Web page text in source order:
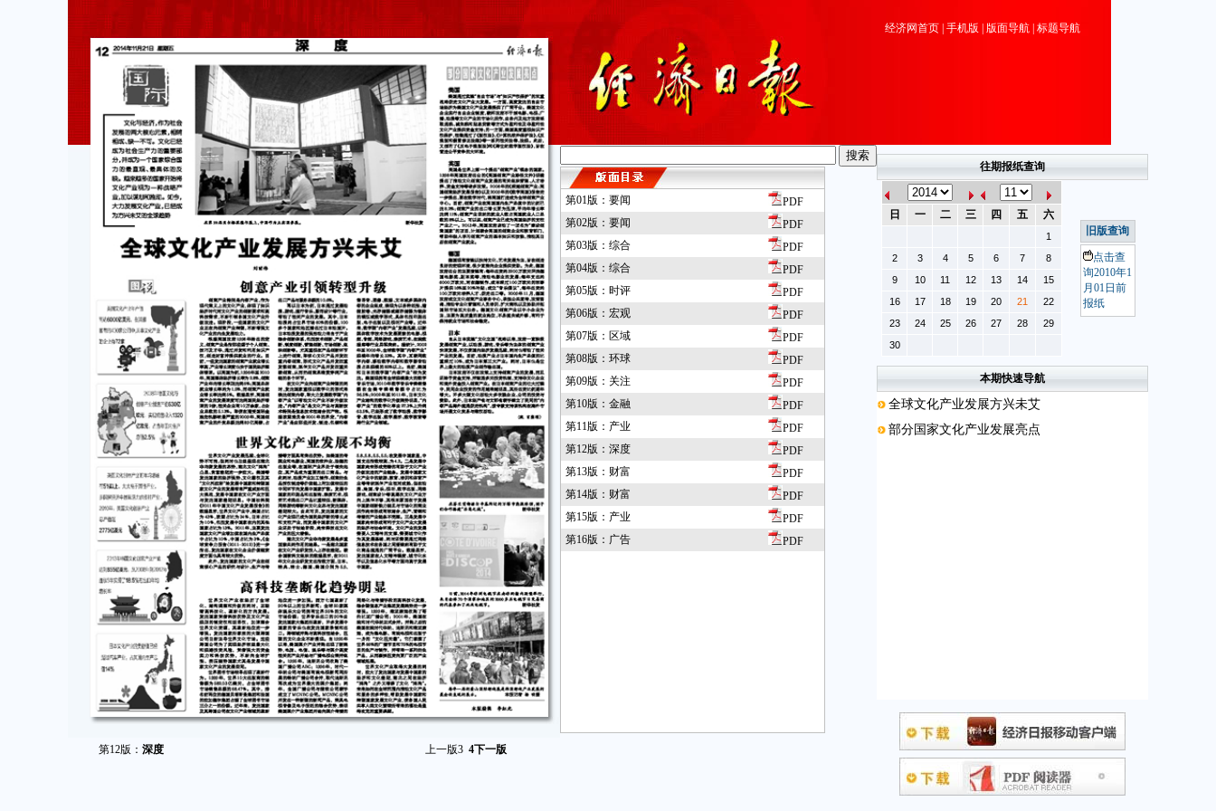
第12版： 深度 上一版3 4下一版
经济网首页 手机版 版面导航 标题导航
第01版：要闻
PDF
第02版：要闻
PDF
第03版：综合
PDF
第04版：综合
PDF
第05版：时评
PDF
第06版：宏观
PDF
第07版：区域
PDF
第08版：环球
PDF
第09版：关注
PDF
第10版：金融
PDF
第11版：产业
PDF
第12版：深度
PDF
第13版：财富
PDF
第14版：财富
PDF
第15版：产业
PDF
第16版：广告
PDF
往期报纸查询
日 一 二 三 四 五 六
1
2
3 4 5 6 7
8
9
10 11 12 13 14
15
16
17 18 19 20 21
22
23
24 25 26 27 28
29
30
旧版查询
点击查
询2010年1
月01日前
报纸
本期快速导航
全球文化产业发展方兴未艾
部分国家文化产业发展亮点